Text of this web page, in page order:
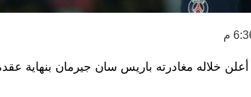
م
خلاله مغادرته باريس سان جيرمان بنهاية